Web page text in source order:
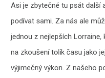
Asi je zbytečné tu psát další
podívat sami. Za nás ale
jednou z nejlepších Lorraine,
na zkoušení tolik času jako
výjimečný výkon. Z našeho